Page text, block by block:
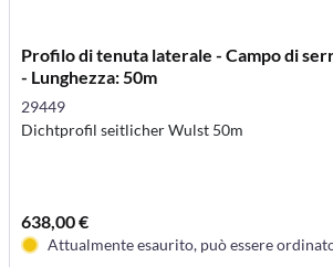
Profilo di tenuta laterale - Campo di
- Lunghezza: 50m
29449
Dichtprofil seitlicher Wulst 50m
638,00 €
Attualmente esaurito, può essere